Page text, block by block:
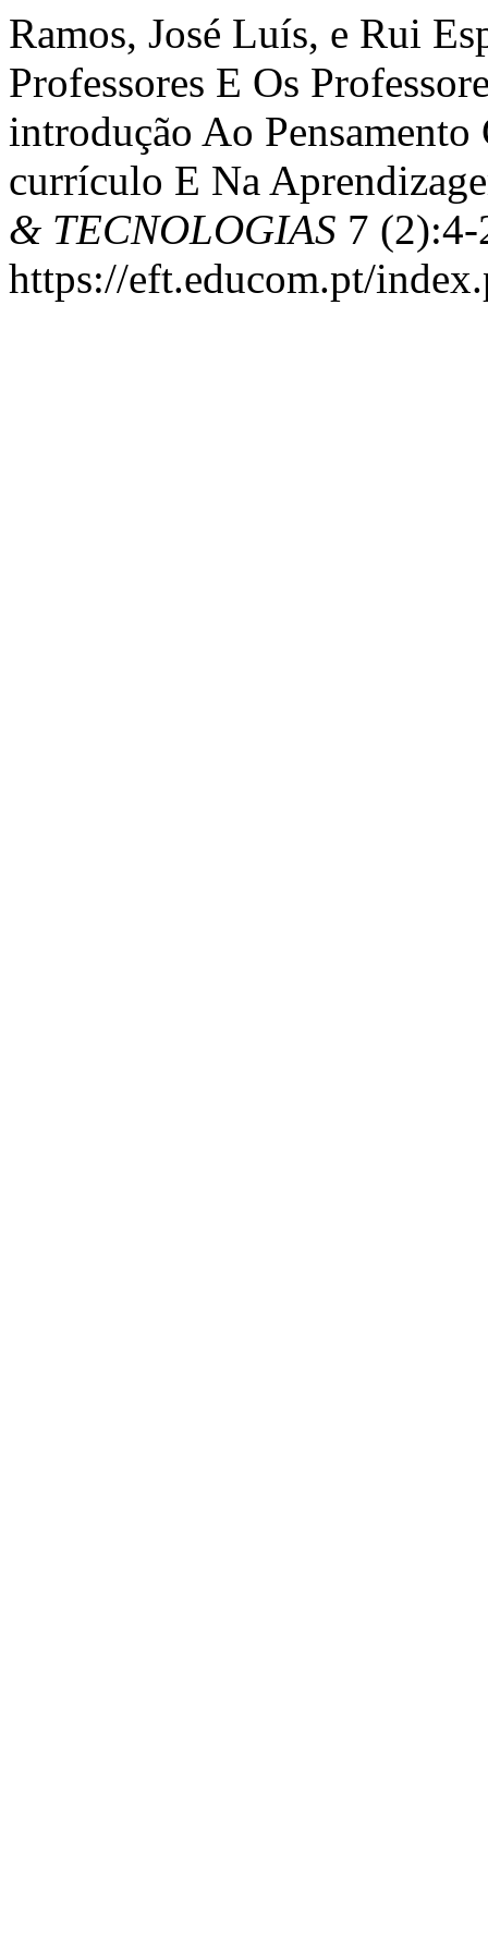
Ramos, José Luís, e Rui
Professores E Os
introdução Ao
currículo E Na
& TECNOLOGIAS 7 (2):4-
https://eft.educom.pt/